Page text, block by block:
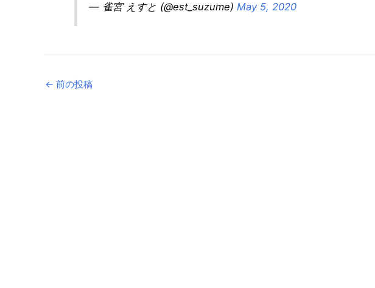
— 雀宮 えすと (@est_suzume)May 5, 2020
← 前の投稿